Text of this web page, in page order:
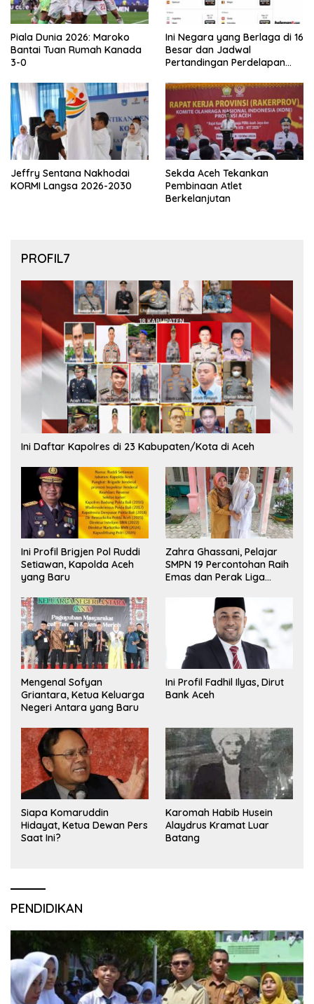
Piala Dunia 2026: Maroko
Bantai Tuan Rumah Kanada
3-0
Ini Negara yang Berlaga di 16
Besar dan Jadwal
Pertandingan Perdelapan
Jeffry Sentana Nakhodai
KORMI Langsa 2026-2030
Sekda Aceh Tekankan
Pembinaan Atlet
Berkelanjutan
PROFIL7
Ini Daftar Kapolres di 23 Kabupaten/Kota di Aceh
Ini Profil Brigjen Pol Ruddi
Setiawan, Kapolda Aceh
yang Baru
Zahra Ghassani, Pelajar
SMPN 19 Percontohan Raih
Emas dan Perak Liga
Mengenal Sofyan
Griantara, Ketua Keluarga
Negeri Antara yang Baru
Ini Profil Fadhil Ilyas, Dirut
Bank Aceh
Siapa Komaruddin
Hidayat, Ketua Dewan Pers
Saat Ini?
Karomah Habib Husein
Alaydrus Kramat Luar
Batang
PENDIDIKAN